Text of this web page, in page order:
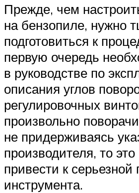
Прежде, чем
на бензопиле, нужно
подготовиться к
первую очередь
в руководстве по
описания углов
регулировочных
произвольно
не придерживаясь
производителя, то
привести к
инструмента.